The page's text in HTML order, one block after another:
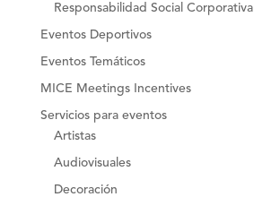
Responsabilidad Social Corporativa
Eventos Deportivos
Eventos Temáticos
MICE Meetings Incentives
Servicios para eventos
Artistas
Audiovisuales
Decoración